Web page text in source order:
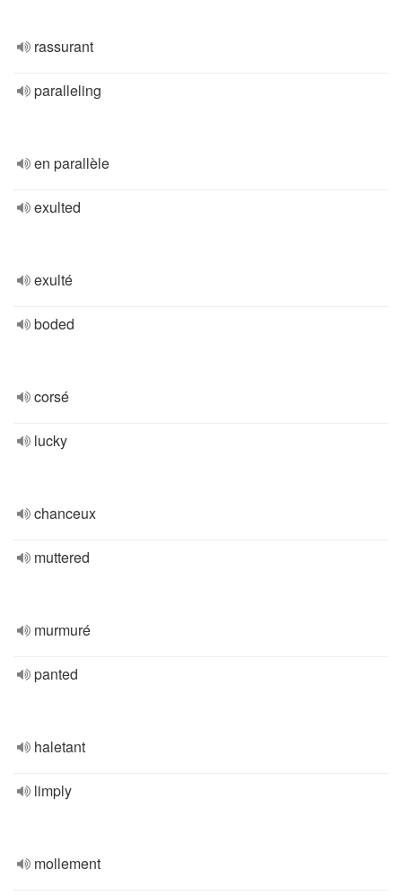
rassurant
paralleling
en parallèle
exulted
exulté
boded
corsé
lucky
chanceux
muttered
murmuré
panted
haletant
limply
mollement